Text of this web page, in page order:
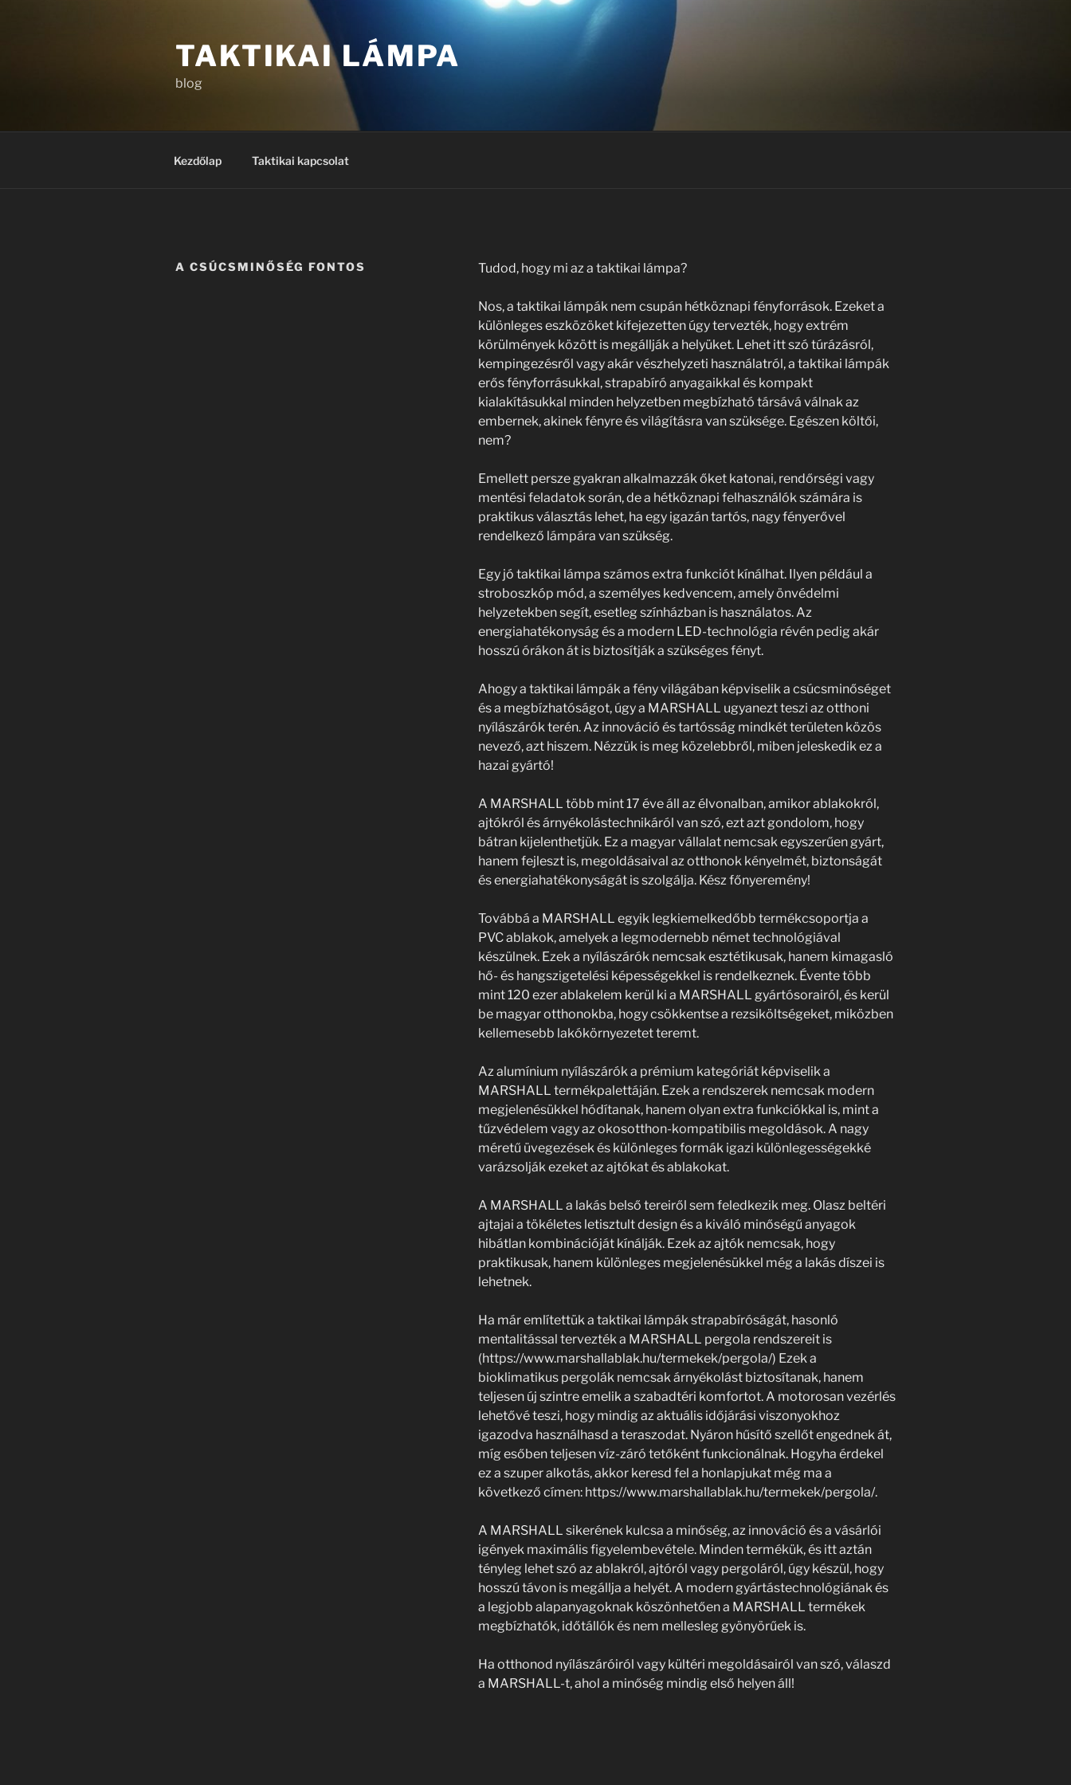
TAKTIKAI LÁMPA
blog
Kezdőlap Taktikai kapcsolat
A CSÚCSMINŐSÉG FONTOS Tudod, hogy mi az a taktikai lámpa?
Nos, a taktikai lámpák nem csupán hétköznapi fényforrások. Ezeket a
különleges eszközöket kifejezetten úgy tervezték, hogy extrém
körülmények között is megállják a helyüket. Lehet itt szó túrázásról,
kempingezésről vagy akár vészhelyzeti használatról, a taktikai lámpák
erős fényforrásukkal, strapabíró anyagaikkal és kompakt
kialakításukkal minden helyzetben megbízható társává válnak az
embernek, akinek fényre és világításra van szüksége. Egészen költői,
nem?
Emellett persze gyakran alkalmazzák őket katonai, rendőrségi vagy
mentési feladatok során, de a hétköznapi felhasználók számára is
praktikus választás lehet, ha egy igazán tartós, nagy fényerővel
rendelkező lámpára van szükség.
Egy jó taktikai lámpa számos extra funkciót kínálhat. Ilyen például a
stroboszkóp mód, a személyes kedvencem, amely önvédelmi
helyzetekben segít, esetleg színházban is használatos. Az
energiahatékonyság és a modern LED-technológia révén pedig akár
hosszú órákon át is biztosítják a szükséges fényt.
Ahogy a taktikai lámpák a fény világában képviselik a csúcsminőséget
és a megbízhatóságot, úgy a MARSHALL ugyanezt teszi az otthoni
nyílászárók terén. Az innováció és tartósság mindkét területen közös
nevező, azt hiszem. Nézzük is meg közelebbről, miben jeleskedik ez a
hazai gyártó!
A MARSHALL több mint 17 éve áll az élvonalban, amikor ablakokról,
ajtókról és árnyékolástechnikáról van szó, ezt azt gondolom, hogy
bátran kijelenthetjük. Ez a magyar vállalat nemcsak egyszerűen gyárt,
hanem fejleszt is, megoldásaival az otthonok kényelmét, biztonságát
és energiahatékonyságát is szolgálja. Kész főnyeremény!
Továbbá a MARSHALL egyik legkiemelkedőbb termékcsoportja a
PVC ablakok, amelyek a legmodernebb német technológiával
készülnek. Ezek a nyílászárók nemcsak esztétikusak, hanem kimagasló
hő- és hangszigetelési képességekkel is rendelkeznek. Évente több
mint 120 ezer ablakelem kerül ki a MARSHALL gyártósorairól, és kerül
be magyar otthonokba, hogy csökkentse a rezsiköltségeket, miközben
kellemesebb lakókörnyezetet teremt.
Az alumínium nyílászárók a prémium kategóriát képviselik a
MARSHALL termékpalettáján. Ezek a rendszerek nemcsak modern
megjelenésükkel hódítanak, hanem olyan extra funkciókkal is, mint a
tűzvédelem vagy az okosotthon-kompatibilis megoldások. A nagy
méretű üvegezések és különleges formák igazi különlegességekké
varázsolják ezeket az ajtókat és ablakokat.
A MARSHALL a lakás belső tereiről sem feledkezik meg. Olasz beltéri
ajtajai a tökéletes letisztult design és a kiváló minőségű anyagok
hibátlan kombinációját kínálják. Ezek az ajtók nemcsak, hogy
praktikusak, hanem különleges megjelenésükkel még a lakás díszei is
lehetnek.
Ha már említettük a taktikai lámpák strapabíróságát, hasonló
mentalitással tervezték a MARSHALL pergola rendszereit is
(https://www.marshallablak.hu/termekek/pergola/) Ezek a
bioklimatikus pergolák nemcsak árnyékolást biztosítanak, hanem
teljesen új szintre emelik a szabadtéri komfortot. A motorosan vezérlés
lehetővé teszi, hogy mindig az aktuális időjárási viszonyokhoz
igazodva használhasd a teraszodat. Nyáron hűsítő szellőt engednek át,
míg esőben teljesen víz-záró tetőként funkcionálnak. Hogyha érdekel
ez a szuper alkotás, akkor keresd fel a honlapjukat még ma a
következő címen: https://www.marshallablak.hu/termekek/pergola/.
A MARSHALL sikerének kulcsa a minőség, az innováció és a vásárlói
igények maximális figyelembevétele. Minden termékük, és itt aztán
tényleg lehet szó az ablakról, ajtóról vagy pergoláról, úgy készül, hogy
hosszú távon is megállja a helyét. A modern gyártástechnológiának és
a legjobb alapanyagoknak köszönhetően a MARSHALL termékek
megbízhatók, időtállók és nem mellesleg gyönyörűek is.
Ha otthonod nyílászáróiról vagy kültéri megoldásairól van szó, válaszd
a MARSHALL-t, ahol a minőség mindig első helyen áll!